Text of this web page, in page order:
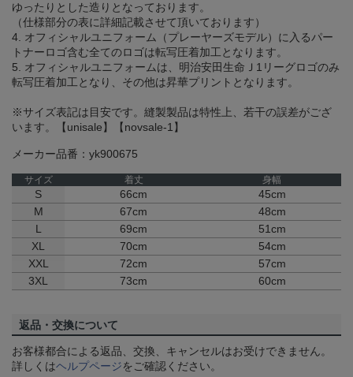
ゆったりとした造りとなっております。
（仕様部分の表に詳細記載させて頂いております）
4. オフィシャルユニフォーム（プレーヤーズモデル）に入るパー
トナーロゴ含む全てのロゴは転写圧着加工となります。
5. オフィシャルユニフォームは、明治安田生命Ｊ1リーグロゴのみ
転写圧着加工となり、その他は昇華プリントとなります。
※サイズ表記は目安です。縫製製品は特性上、若干の誤差がござ
います。【unisale】【novsale-1】
メーカー品番：yk900675
サイズ 着丈 身幅
S 66cm
45cm
M
67cm
48cm
L
69cm
51cm
XL
70cm
54cm
XXL
72cm
57cm
3XL
73cm 60cm
返品・交換について
お客様都合による返品、交換、キャンセルはお受けできません。
詳しくはヘルプページをご確認ください。